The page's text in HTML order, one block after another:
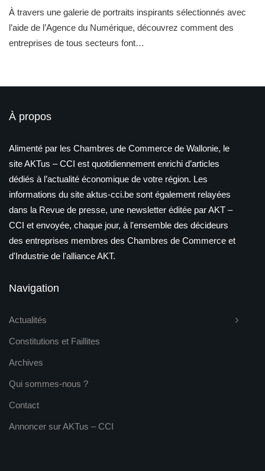
À travers une galerie de portraits inspirants sélectionnés avec
l’aide de l’Agence du Numérique, découvrez comment des
entreprises de tous secteurs font…
À propos
Alimenté par les Chambres de Commerce de Wallonie, le
site AKTus – CCI est quotidiennement enrichi d’articles
dédiés à l’actualité économique de votre région. Les
informations du site aktus-cci.be sont également relayées
dans la Revue de presse, une newsletter éditée par AKT –
CCI et envoyée, chaque jour, à l'ensemble des décideurs
des entreprises membres des Chambres de Commerce et
d'Industrie de l'alliance AKT.
Navigation
Actualités
Constitutions et Faillites
Archives
Qui sommes-nous ?
Contact
Annoncer sur AKTus – CCI